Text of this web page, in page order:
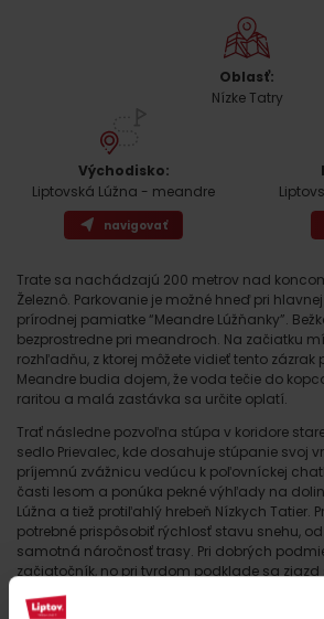
Oblasť:
Nízke Tatry
Východisko:
Liptovská Lúžna - meandre
navigovať
Trate sa nachádzajú 200 metrov nad
Železnô. Parkovanie je možné hneď pri
prírodnej pamiatke “Meandre Lúžňanky”.
bezprostredne pri meandroch. Na začiatku
rozhľadňu, z ktorej môžete vidieť tento
Meandre budia dojem, že voda tečie do
raritou a malá zastávka sa určite oplatí.
Trať následne pozvoľna stúpa v koridore
sedlo Prievalec, kde dosahuje stúpanie svoj
príjemnú zvážnicu vedúcu k poľovníckej
časti lesom a ponúka pekné výhľady na
Lúžna a tiež protiľahlý hrebeň Nízkych Tatier.
potrebné prispôsobiť rýchlosť stavu snehu,
samotná náročnosť trasy. Pri dobrých
začiatočník, no pri tvrdom podklade sa
zážitkom.
Príchod